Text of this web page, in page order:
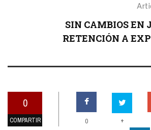
SIN CAMBIOS EN
RETENCIÓN A
0
COMPARTIR 0 +